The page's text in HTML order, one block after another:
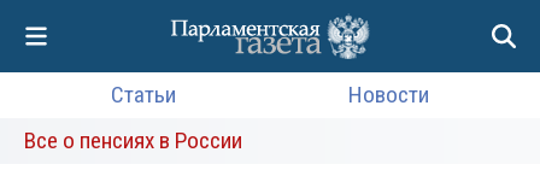
Статьи
Новости
Все о пенсиях в России